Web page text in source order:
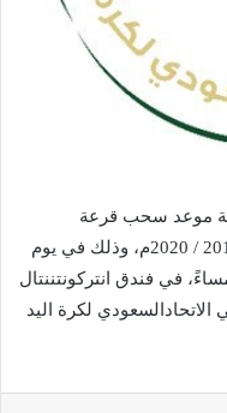
موعد سحب قرعة
المسابقات المحلية للموسم الرياضي 2019 / 2020م، وذلك في يوم
30 يونيو 2019م عند الساعة 5:00 مساءً، في فندق انتركونتننتال
لكرة اليد